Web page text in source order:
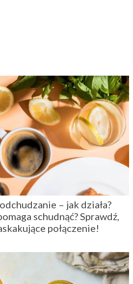
– jak działa?
schudnąć? Sprawdź,
połączenie!